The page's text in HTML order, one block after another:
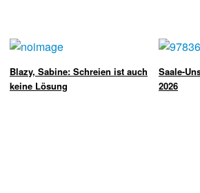
Blazy, Sabine: Schreien ist auch
keine Lösung
Saale-
2026